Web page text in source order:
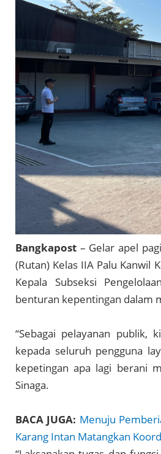
Bangkapost – Gelar apel
(Rutan) Kelas IIA Palu Kanwil
Kepala Subseksi
benturan kepentingan dalam
“Sebagai pelayanan publik,
kepada seluruh pengguna
kepetingan apa lagi berani
Sinaga.
BACA JUGA: Menuju
Karang Intan Matangkan